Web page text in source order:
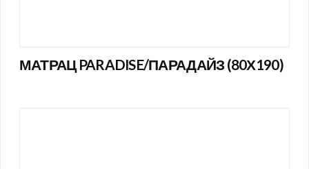
МАТРАЦ PARADISE/ПАРАДАЙЗ (80Х190)